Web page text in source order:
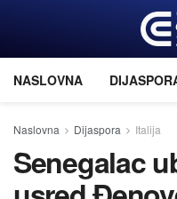
NASLOVNA
Naslovna Dijaspora Italija
Senegalac